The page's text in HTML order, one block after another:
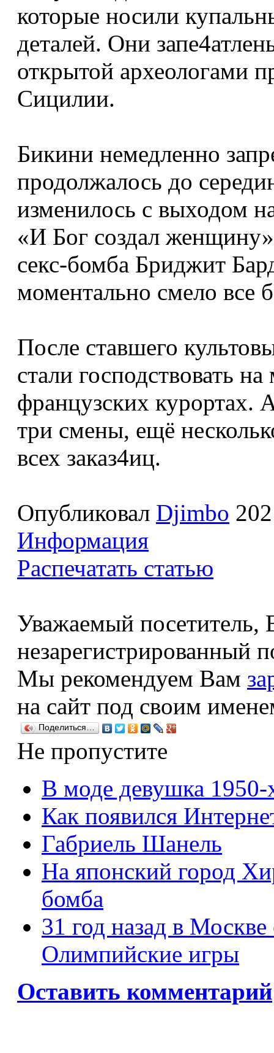
которые носили
деталей. Они
открытой археологами
Сицилии.
Бикини немедленно
продолжалось до
изменилось с выходом
«И Бог создал
секс-бомба Бриджит
моментально смело все
После ставшего
стали господствовать
французских курортах.
три смены, ещё
всех заказ4иц.
Опубликовал Djimbo
Информация
Распечатать статью
Уважаемый посетитель,
незарегистрированный
Мы рекомендуем Вам
на сайт под своим
Поделиться…
Не пропустите
В моде девушка 1950-
Как появился
Габриель Шанель
На японский город
бомба
31 год назад в
Олимпийские игры
Оставить комментарий